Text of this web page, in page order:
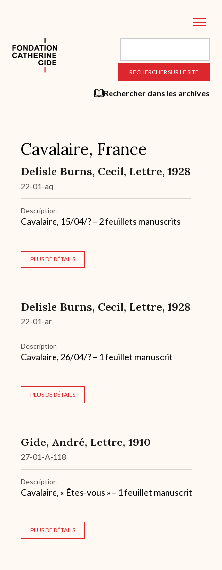
principal
Rechercher dans les archives
Cavalaire, France
Delisle Burns, Cecil, Lettre, 1928
22-01-aq
Description
Cavalaire, 15/04/? – 2 feuillets manuscrits
PLUS DE DÉTAILS
Delisle Burns, Cecil, Lettre, 1928
22-01-ar
Description
Cavalaire, 26/04/? – 1 feuillet manuscrit
PLUS DE DÉTAILS
Gide, André, Lettre, 1910
27-01-A-118
Description
Cavalaire, « Êtes-vous » – 1 feuillet manuscrit
PLUS DE DÉTAILS